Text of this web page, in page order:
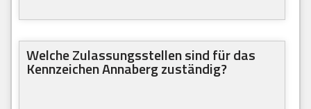
Welche Zulassungsstellen sind für das
Kennzeichen Annaberg zuständig?